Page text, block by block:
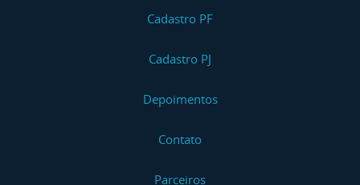
Cadastro PF
Cadastro PJ
Depoimentos
Contato
Parceiros